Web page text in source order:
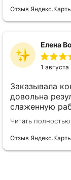
Отзыв Яндекс.Карты
Елена
1
Заказывала
довольна
слаженную
внимательно
облегчает
Читать полностью
Отзыв Яндекс.Карты